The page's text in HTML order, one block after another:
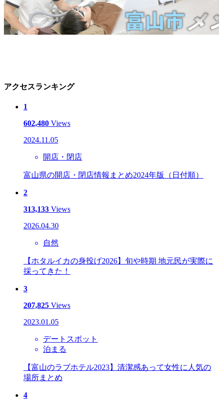
アクセスランキング
1
602,480 Views
2024.11.05
開店・閉店
富山県の開店・閉店情報まとめ2024年版（日付順）
2
313,133 Views
2026.04.30
自然
【ホタルイカの身投げ2026】旬や時期 地元民が実際に
採ってきた！
3
207,825 Views
2023.01.05
デートスポット
泊まる
【富山のラブホテル2023】清潔感あって女性に人気の
場所まとめ
4